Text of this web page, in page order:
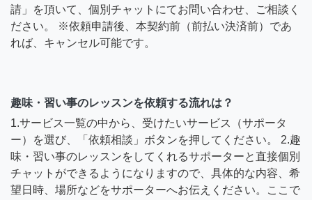
請」を頂いて、個別チャットにてお問い合わせ、ご相談く
ださい。 ※依頼申請後、本契約前（前払い決済前）であ
れば、キャンセル可能です。
趣味・習い事のレッスンを依頼する流れは？
1.サービス一覧の中から、受けたいサービス（サポータ
ー）を選び、「依頼相談」ボタンを押してください。 2.趣
味・習い事のレッスンをしてくれるサポーターと直接個別
チャットができるようになりますので、具体的な内容、希
望日時、場所などをサポーターへお伝えください。ここで